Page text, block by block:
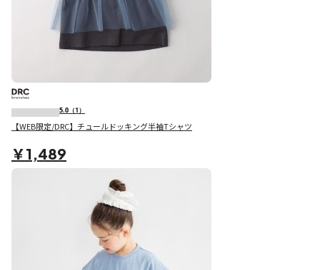
5.0 （1）
【WEB限定/DRC】チュールドッキング半袖Tシャツ
￥1,489